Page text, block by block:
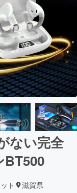
ない完全
BT500
ト 滋賀県